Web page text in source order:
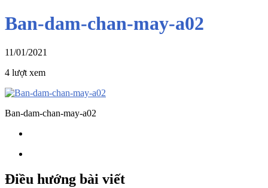
Ban-dam-chan-may-a02
11/01/2021
4 lượt xem
Ban-dam-chan-may-a02
Điều hướng bài viết